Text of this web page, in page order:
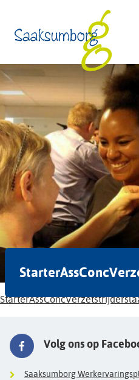
Volg ons op
Saaksumborg